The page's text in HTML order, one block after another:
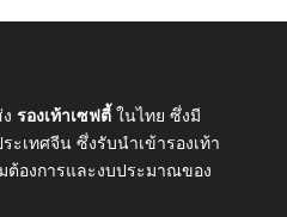
รองเท้าเซฟตี้ ในไทย ซึ่งมี
ะเทศจีน ซึ่งรับนำเข้ารองเท้า
องการและงบประมาณของ